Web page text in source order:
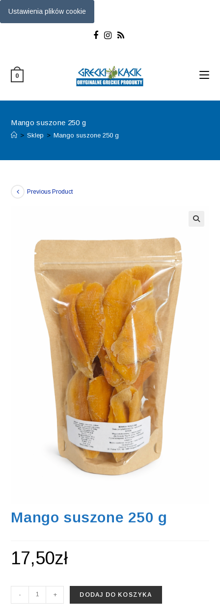
Ustawienia plików cookie
0
Mango suszone 250 g
> Sklep > Mango suszone 250 g
Previous Product
Mango suszone 250 g
17,50zł
Mango
- + DODAJ DO KOSZYKA